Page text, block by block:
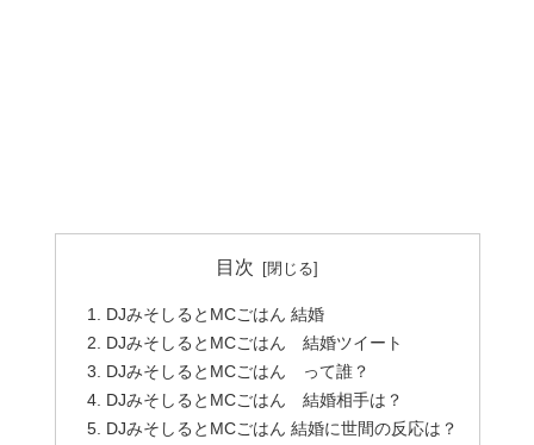
目次
DJみそしるとMCごはん 結婚
DJみそしるとMCごはん 結婚ツイート
DJみそしるとMCごはん って誰？
DJみそしるとMCごはん 結婚相手は？
DJみそしるとMCごはん 結婚に世間の反応は？